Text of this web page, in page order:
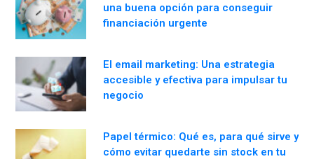
una buena opción para conseguir
financiación urgente
El email marketing: Una estrategia
accesible y efectiva para impulsar tu
negocio
Papel térmico: Qué es, para qué sirve y
cómo evitar quedarte sin stock en tu